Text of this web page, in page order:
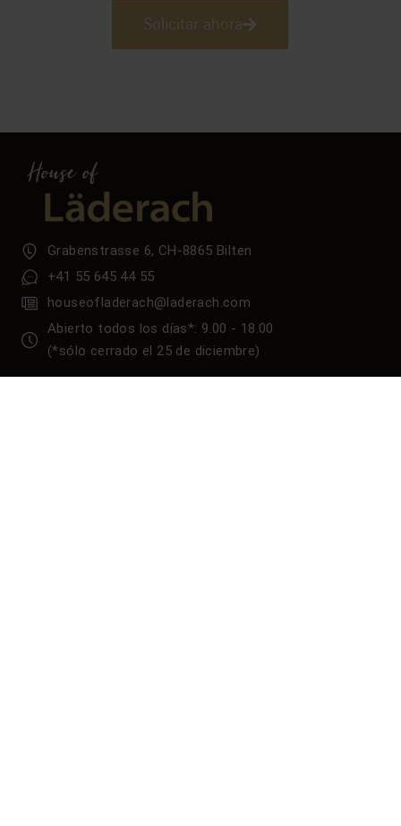
Solicitar ahora
Grabenstrasse 6, CH-8865 Bilten
+41 55 645 44 55
houseofladerach@laderach.com
Abierto todos los días*: 9.00 - 18.00
(*sólo cerrado el 25 de diciembre)